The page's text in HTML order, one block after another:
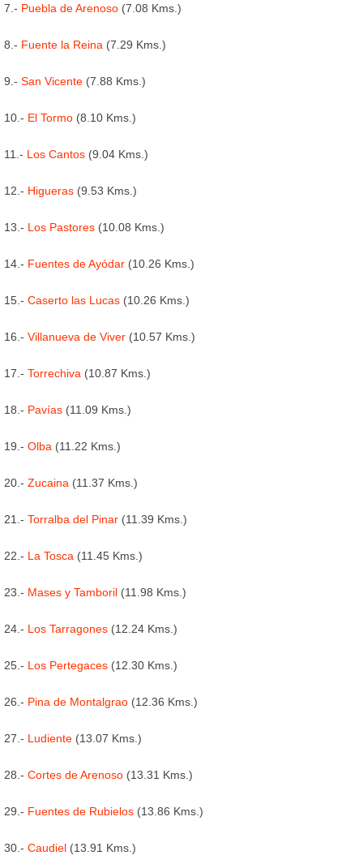
7.- Puebla de Arenoso (7.08 Kms.)
8.- Fuente la Reina (7.29 Kms.)
9.- San Vicente (7.88 Kms.)
10.- El Tormo (8.10 Kms.)
11.- Los Cantos (9.04 Kms.)
12.- Higueras (9.53 Kms.)
13.- Los Pastores (10.08 Kms.)
14.- Fuentes de Ayódar (10.26 Kms.)
15.- Caserto las Lucas (10.26 Kms.)
16.- Villanueva de Viver (10.57 Kms.)
17.- Torrechiva (10.87 Kms.)
18.- Pavías (11.09 Kms.)
19.- Olba (11.22 Kms.)
20.- Zucaina (11.37 Kms.)
21.- Torralba del Pinar (11.39 Kms.)
22.- La Tosca (11.45 Kms.)
23.- Mases y Tamboril (11.98 Kms.)
24.- Los Tarragones (12.24 Kms.)
25.- Los Pertegaces (12.30 Kms.)
26.- Pina de Montalgrao (12.36 Kms.)
27.- Ludiente (13.07 Kms.)
28.- Cortes de Arenoso (13.31 Kms.)
29.- Fuentes de Rubielos (13.86 Kms.)
30.- Caudiel (13.91 Kms.)